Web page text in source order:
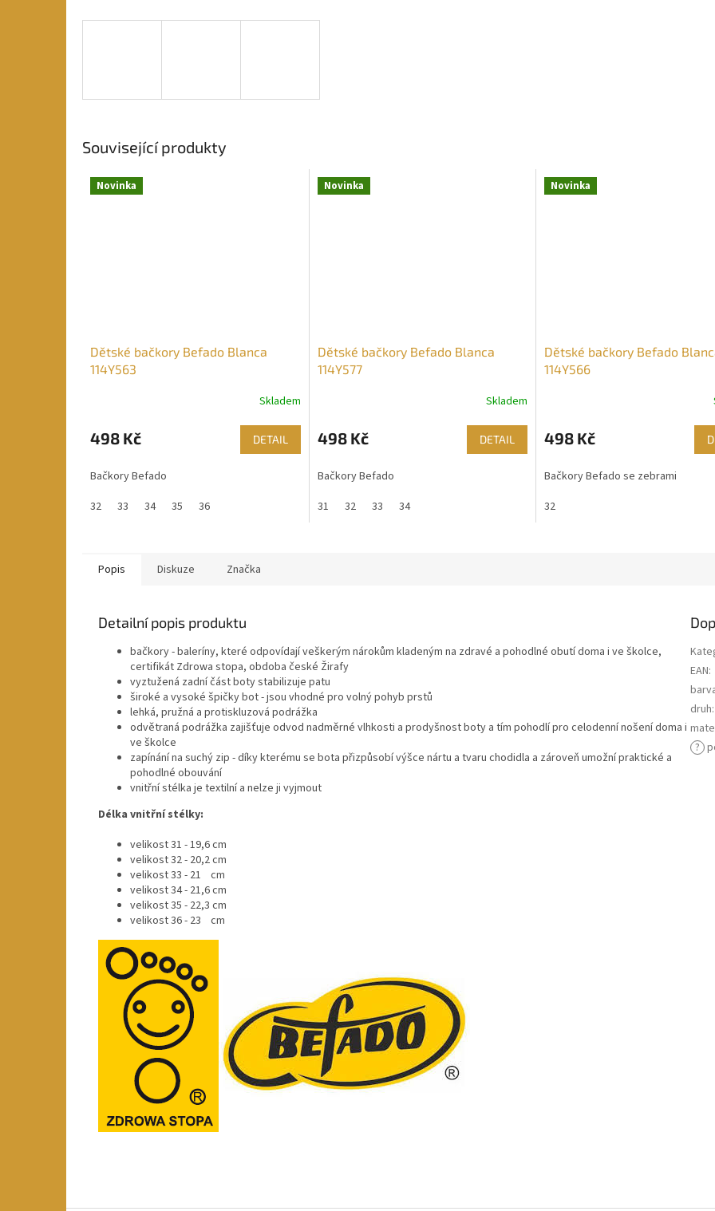
Související produkty
Novinka
Dětské bačkory Befado Blanca
114Y563
Skladem
498 Kč DETAIL
Bačkory Befado
32
33 34 35 36
Novinka
Dětské bačkory Befado Blanca
114Y577
Skladem
498 Kč DETAIL
Bačkory Befado
31
32 33 34
Novinka
Dětské bačkory Befado
114Y566
498 Kč
Bačkory Befado se zebrami
32
Popis Diskuze Značka
Detailní popis produktu
bačkory - baleríny, které odpovídají veškerým nárokům kladeným na zdravé a pohodlné obutí doma i ve školce,
certifikát Zdrowa stopa, obdoba české Žirafy
vyztužená zadní část boty stabilizuje patu
široké a vysoké špičky bot - jsou vhodné pro volný pohyb prstů
lehká, pružná a protiskluzová podrážka
odvětraná podrážka zajišťuje odvod nadměrné vlhkosti a prodyšnost boty a tím pohodlí pro celodenní nošení doma i
ve školce
zapínání na suchý zip - díky kterému se bota přizpůsobí výšce nártu a tvaru chodidla a zároveň umožní praktické a
pohodlné obouvání
vnitřní stélka je textilní a nelze ji vyjmout
Délka vnitřní stélky:
velikost 31 - 19,6 cm
velikost 32 - 20,2 cm
velikost 33 - 21 cm
velikost 34 - 21,6 cm
velikost 35 - 22,3 cm
velikost 36 - 23 cm
EAN:
druh:
?